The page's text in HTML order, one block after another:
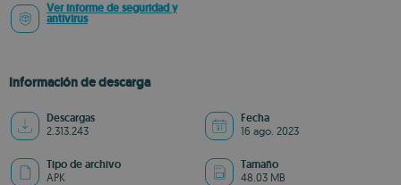
Ver informe de seguridad y
antivirus
Información de descarga
Descargas
2.313.243
Fecha
16 ago. 2023
Tipo de archivo
APK
Tamaño
48.03 MB